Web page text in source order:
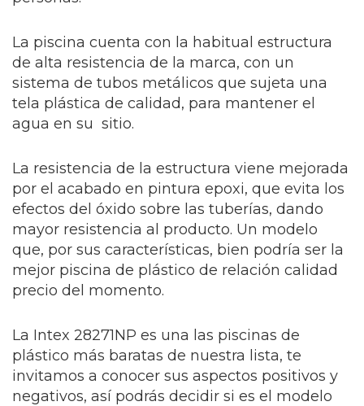
La piscina cuenta con la habitual estructura
de alta resistencia de la marca, con un
sistema de tubos metálicos que sujeta una
tela plástica de calidad, para mantener el
agua en su sitio.
La resistencia de la estructura viene mejorada
por el acabado en pintura epoxi, que evita los
efectos del óxido sobre las tuberías, dando
mayor resistencia al producto. Un modelo
que, por sus características, bien podría ser la
mejor piscina de plástico de relación calidad
precio del momento.
La Intex 28271NP es una las piscinas de
plástico más baratas de nuestra lista, te
invitamos a conocer sus aspectos positivos y
negativos, así podrás decidir si es el modelo